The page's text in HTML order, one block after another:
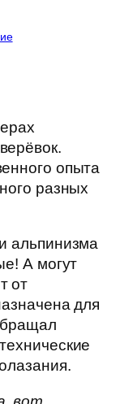
опыта
разных
альпинизма
А могут
от
для